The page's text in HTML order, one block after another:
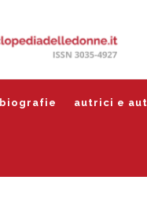
biografie autrici e